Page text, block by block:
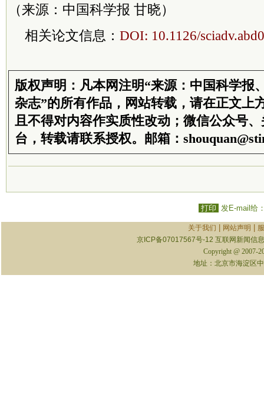
（来源：中国科学报 甘晓）
相关论文信息： DOI: 10.1126/
版权声明：凡本网注明“来源：中国科学报
杂志”的所有作品，网站转载，请在正文上
且不得对内容作实质性改动；微信公众号
台，转载请联系授权。邮箱：
打印 发E-mail给
关于我们 网站声明
京ICP备07017567号-12 互联网新闻信
Copyright @ 2007-
地址：北京市海淀区